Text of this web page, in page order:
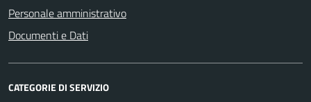
Personale amministrativo
Documenti e Dati
CATEGORIE DI SERVIZIO